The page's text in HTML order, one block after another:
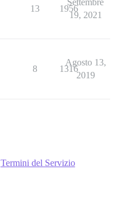
13 1956
Settembre
19, 2021
8 1316
Agosto 13,
2019
Termini del Servizio